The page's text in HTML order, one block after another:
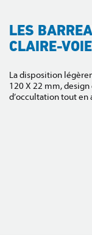
LES
CLAIRE-VOIE
La disposition
120 X 22 mm,
d’occultation tout en